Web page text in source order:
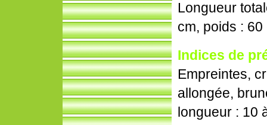
Longueur
cm, poids : 60
Indices de
Empreintes,
allongée,
longueur : 10